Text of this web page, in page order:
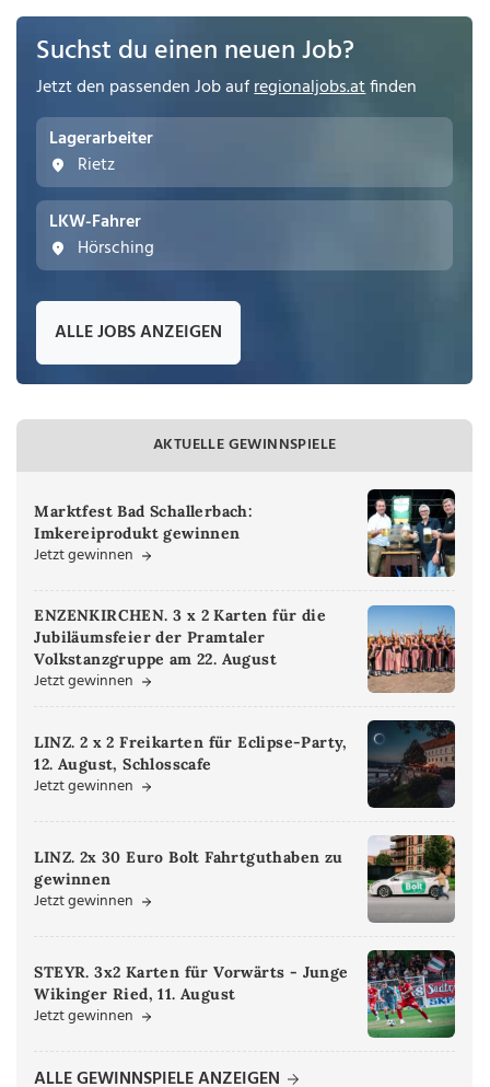
Suchst du einen neuen Job?
Jetzt den passenden Job aufregionaljobs.atfinden
Lagerarbeiter
Rietz
LKW-Fahrer
Hörsching
ALLE JOBS ANZEIGEN
AKTUELLE GEWINNSPIELE
Marktfest Bad Schallerbach:
Imkereiprodukt gewinnen
Jetzt gewinnen
ENZENKIRCHEN. 3 x 2 Karten für die
Jubiläumsfeier der Pramtaler
Volkstanzgruppe am 22. August
Jetzt gewinnen
LINZ. 2 x 2 Freikarten für Eclipse-Party,
12. August, Schlosscafe
Jetzt gewinnen
LINZ. 2x 30 Euro Bolt Fahrtguthaben zu
gewinnen
Jetzt gewinnen
STEYR. 3x2 Karten für Vorwärts - Junge
Wikinger Ried, 11. August
Jetzt gewinnen
ALLE GEWINNSPIELE ANZEIGEN